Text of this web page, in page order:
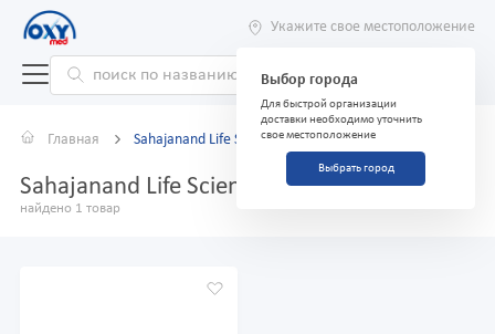
Укажите свое местоположение
Выбор города
Для быстрой организации
доставки необходимо уточнить
свое местоположение
Выбрать город
Главная Sahajanand Life Sciences
Sahajanand Life Sciences
найдено 1 товар